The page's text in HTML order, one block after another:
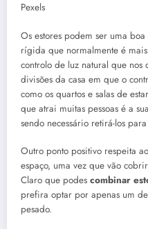
Pexels
Os estores podem ser uma
rígida que normalmente é
controlo de luz natural que nos
divisões da casa em que o
como os quartos e salas de
que atrai muitas pessoas é a
sendo necessário retirá-los
Outro ponto positivo respeita
espaço, uma vez que vão
Claro que podes combinar
prefira optar por apenas um
pesado.